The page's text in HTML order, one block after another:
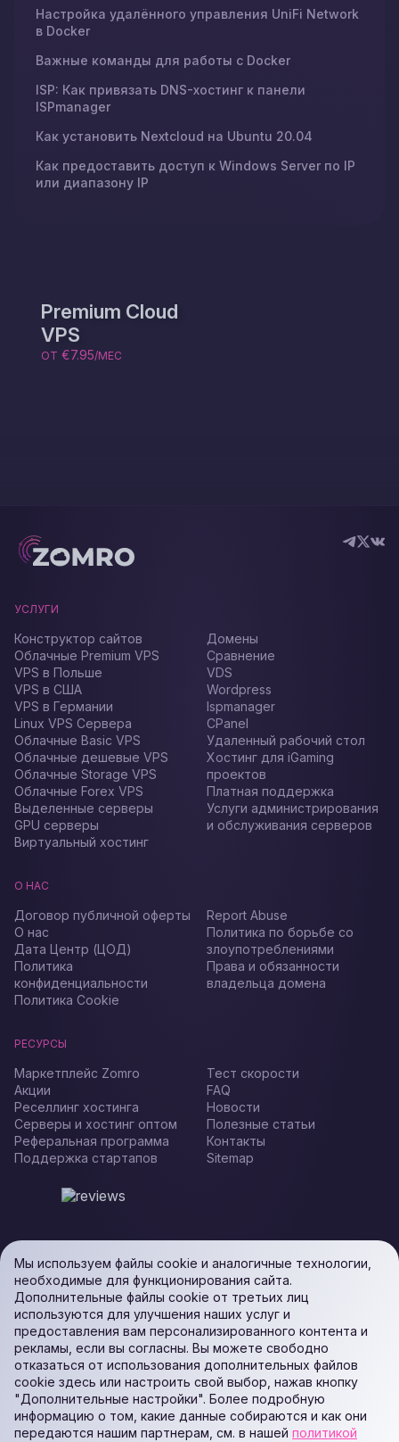
Настройка удалённого управления UniFi Network
в Docker
Важные команды для работы с Docker
ISP: Как привязать DNS-хостинг к панели
ISPmanager
Как установить Nextcloud на Ubuntu 20.04
Как предоставить доступ к Windows Server по IP
или диапазону IP
Premium Cloud
VPS
ОТ €7.95/МЕС
УСЛУГИ
Конструктор сайтов
Облачные Premium VPS
VPS в Польше
VPS в США
VPS в Германии
Linux VPS Сервера
Облачные Basic VPS
Облачные дешевые VPS
Облачные Storage VPS
Облачные Forex VPS
Выделенные серверы
GPU серверы
Виртуальный хостинг
Домены
Сравнение
VDS
Wordpress
Ispmanager
CPanel
Удаленный рабочий стол
Хостинг для iGaming
проектов
Платная поддержка
Услуги администрирования
и обслуживания серверов
О НАС
Договор публичной оферты
О нас
Дата Центр (ЦОД)
Политика
конфиденциальности
Политика Cookie
Report Abuse
Политика по борьбе со
злоупотреблениями
Права и обязанности
владельца домена
РЕСУРСЫ
Маркетплейс Zomro
Акции
Реселлинг хостинга
Серверы и хостинг оптом
Реферальная программа
Поддержка стартапов
Тест скорости
FAQ
Новости
Полезные статьи
Контакты
Sitemap
Мы используем файлы cookie и аналогичные технологии,
необходимые для функционирования сайта.
Дополнительные файлы cookie от третьих лиц
используются для улучшения наших услуг и
предоставления вам персонализированного контента и
рекламы, если вы согласны. Вы можете свободно
отказаться от использования дополнительных файлов
cookie здесь или настроить свой выбор, нажав кнопку
"Дополнительные настройки". Более подробную
информацию о том, какие данные собираются и как они
передаются нашим партнерам, см. в нашей политикой